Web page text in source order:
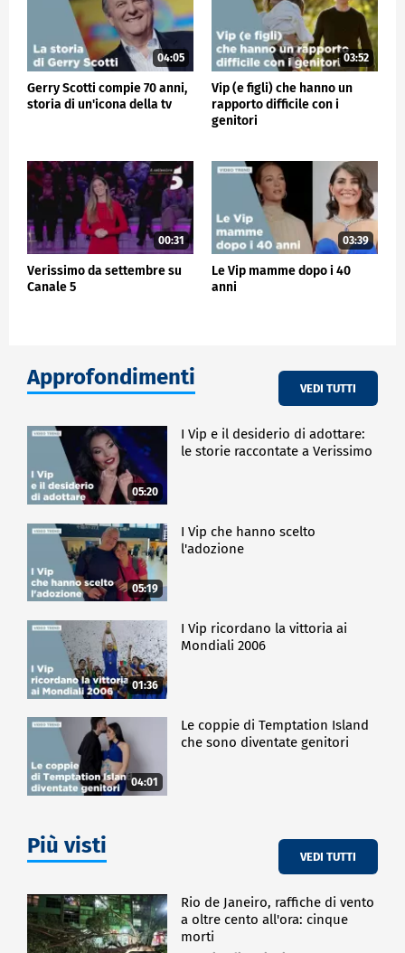
04:05
Gerry Scotti compie 70 anni,
storia di un'icona della tv
03:52
Vip (e figli) che hanno un
rapporto difficile con i
genitori
00:31
Verissimo da settembre su
Canale 5
03:39
Le Vip mamme dopo i 40
anni
Approfondimenti VEDI TUTTI
05:20
I Vip e il desiderio di adottare:
le storie raccontate a Verissimo
05:19
I Vip che hanno scelto
l'adozione
01:36
I Vip ricordano la vittoria ai
Mondiali 2006
04:01
Le coppie di Temptation Island
che sono diventate genitori
Più visti VEDI TUTTI
Rio de Janeiro, raffiche di vento
a oltre cento all'ora: cinque
morti